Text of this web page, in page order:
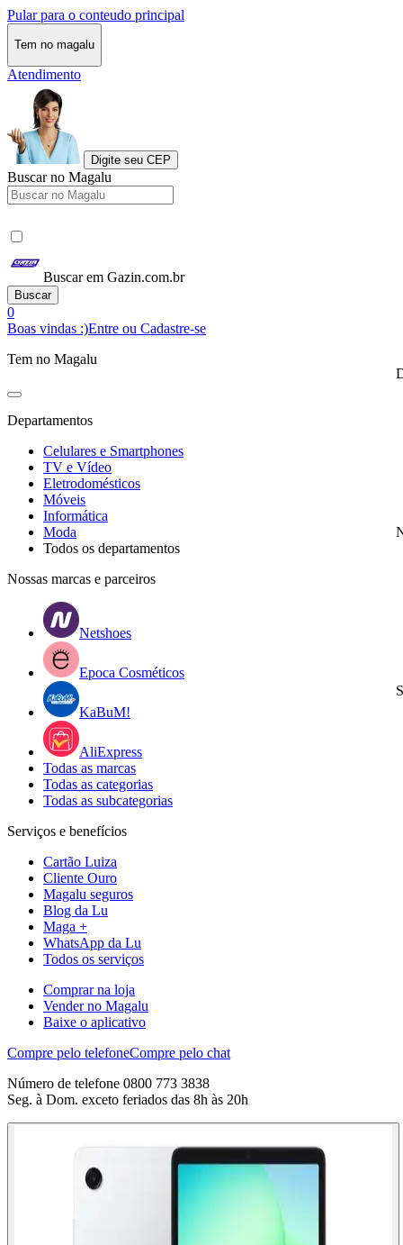
Pular para o conteudo principal
Tem no magalu
Atendimento
Digite seu CEP
Buscar no Magalu
Buscar em Gazin.com.br
Buscar
0
Boas vindas :)Entre ou Cadastre-se
Tem no Magalu
Departamentos
Celulares e Smartphones
TV e Vídeo
Eletrodomésticos
Móveis
Informática
Moda
Todos os departamentos
Nossas marcas e parceiros
Netshoes
Epoca Cosméticos
KaBuM!
AliExpress
Todas as marcas
Todas as categorias
Todas as subcategorias
Serviços e benefícios
Cartão Luiza
Cliente Ouro
Magalu seguros
Blog da Lu
Maga +
WhatsApp da Lu
Todos os serviços
Comprar na loja
Vender no Magalu
Baixe o aplicativo
Compre pelo telefoneCompre pelo chat
Número de telefone 0800 773 3838
Seg. à Dom. exceto feriados das 8h às 20h